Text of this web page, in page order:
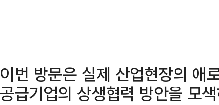
이번 방문은 실제 산업현장의 애
공급기업의 상생협력 방안을 모